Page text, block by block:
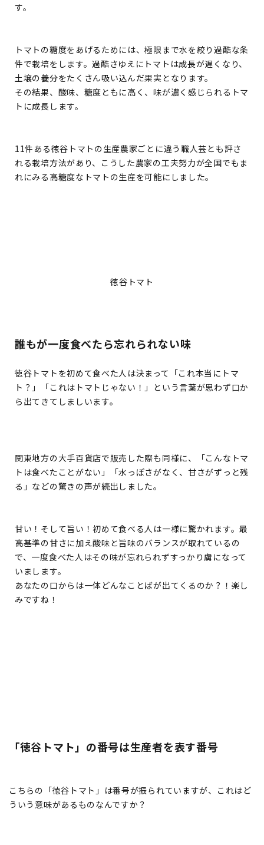
す。
トマトの糖度をあげるためには、極限まで水を絞り過酷な条
件で栽培をします。過酷さゆえにトマトは成長が遅くなり、
土壌の養分をたくさん吸い込んだ果実となります。
その結果、酸味、糖度ともに高く、味が濃く感じられるトマ
トに成長します。
11件ある徳谷トマトの生産農家ごとに違う職人芸とも評さ
れる栽培方法があり、こうした農家の工夫努力が全国でもま
れにみる高糖度なトマトの生産を可能にしました。
徳谷トマト
誰もが一度食べたら忘れられない味
徳谷トマトを初めて食べた人は決まって「これ本当にトマ
ト？」「これはトマトじゃない！」という言葉が思わず口か
ら出てきてしましいます。
関東地方の大手百貨店で販売した際も同様に、「こんなトマ
トは食べたことがない」「水っぽさがなく、甘さがずっと残
る」などの驚きの声が続出しました。
甘い！そして旨い！初めて食べる人は一様に驚かれます。最
高基準の甘さに加え酸味と旨味のバランスが取れているの
で、一度食べた人はその味が忘れられずすっかり虜になって
いまします。
あなたの口からは一体どんなことばが出てくるのか？！楽し
みですね！
「徳谷トマト」の番号は生産者を表す番号
こちらの「徳谷トマト」は番号が振られていますが、これはど
ういう意味があるものなんですか？